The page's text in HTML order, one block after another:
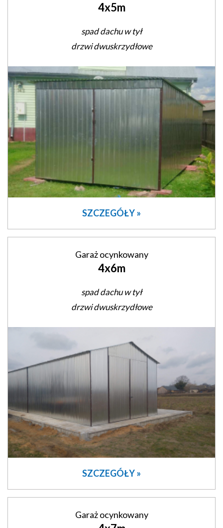
4x5m
spad dachu w tył
drzwi dwuskrzydłowe
SZCZEGÓŁY »
Garaż ocynkowany
4x6m
spad dachu w tył
drzwi dwuskrzydłowe
SZCZEGÓŁY »
Garaż ocynkowany